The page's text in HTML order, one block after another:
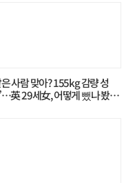
사람 맞아? 155kg 감량 성
英 29세女, 어떻게 뺐나 봤더